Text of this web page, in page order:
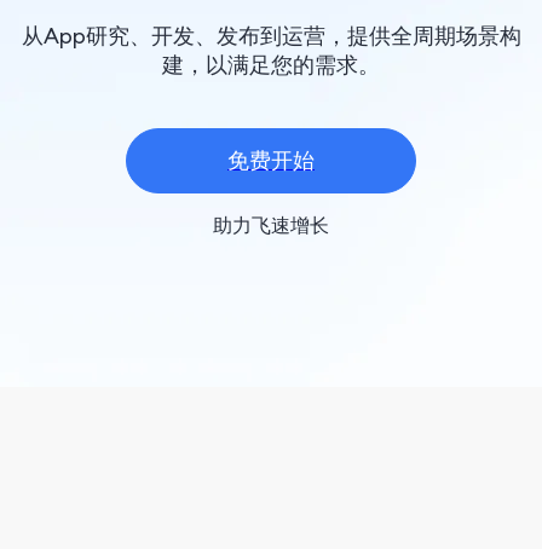
从App研究、开发、发布到运营，提供全周期场景构
建，以满足您的需求。
免费开始
助力飞速增长